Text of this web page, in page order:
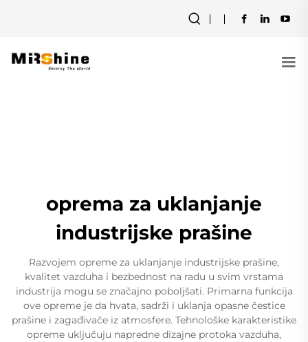
oprema za uklanjanje
industrijske prašine
Razvojem opreme za uklanjanje industrijske prašine,
kvalitet vazduha i bezbednost na radu u svim vrstama
industrija mogu se značajno poboljšati. Primarna funkcija
ove opreme je da hvata, sadrži i uklanja opasne čestice
prašine i zagađivače iz atmosfere. Tehnološke karakteristike
opreme uključuju napredne dizajne protoka vazduha,